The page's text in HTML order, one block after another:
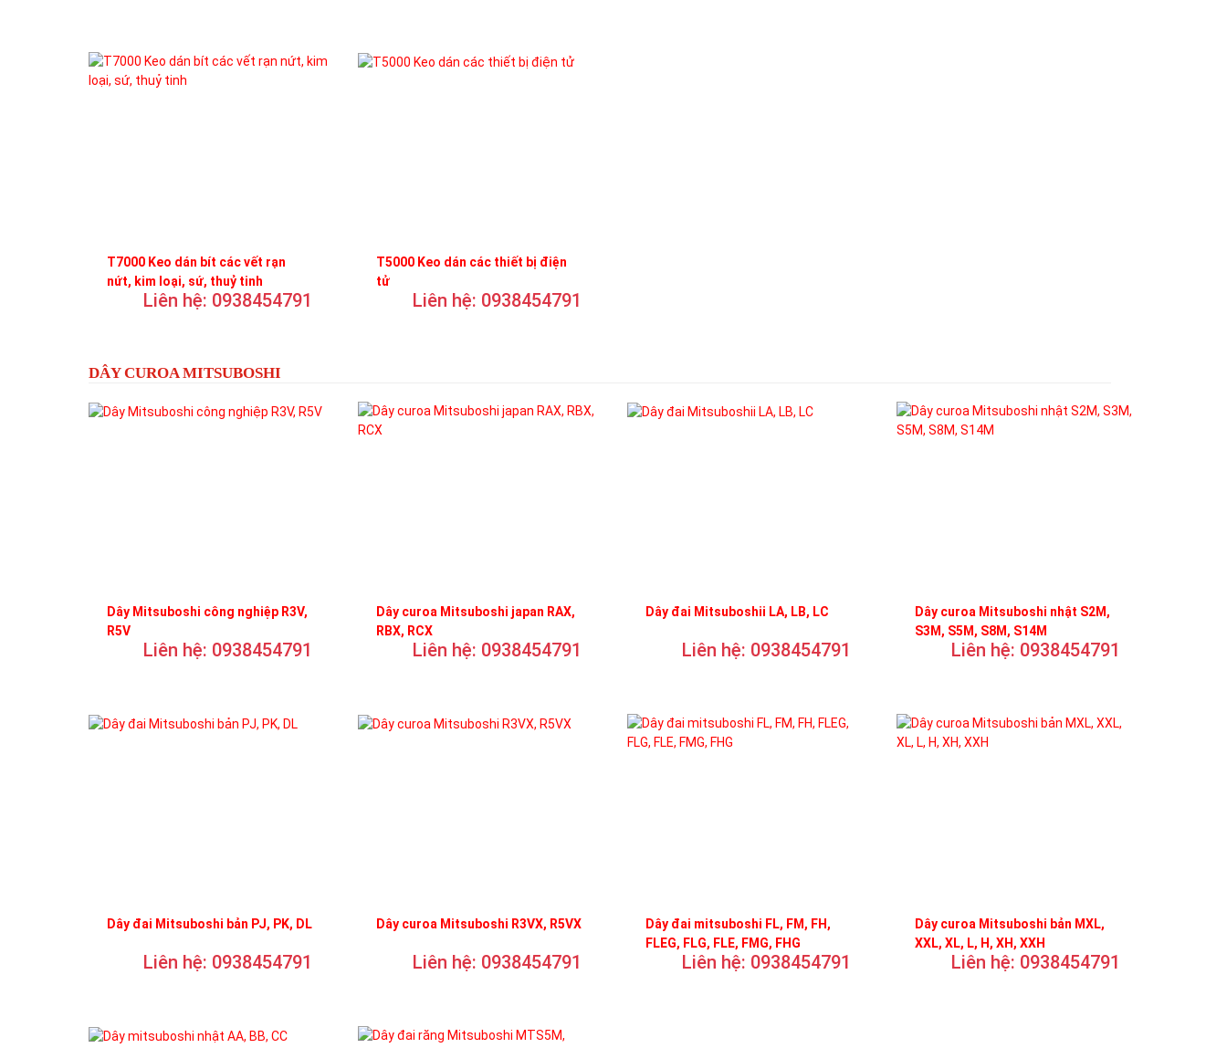
T7000 Keo dán bít các vết rạn
nứt, kim loại, sứ, thuỷ tinh
Liên hệ: 0938454791
T5000 Keo dán các thiết bị điện
tử
Liên hệ: 0938454791
DÂY CUROA MITSUBOSHI
Dây Mitsuboshi công nghiệp R3V,
R5V
Liên hệ: 0938454791
Dây curoa Mitsuboshi japan RAX,
RBX, RCX
Liên hệ: 0938454791
Dây đai Mitsuboshii LA, LB, LC
Liên hệ: 0938454791
Dây curoa Mitsuboshi nhật S2M,
S3M, S5M, S8M, S14M
Liên hệ: 0938454791
Dây đai Mitsuboshi bản PJ, PK, DL
Liên hệ: 0938454791
Dây curoa Mitsuboshi R3VX, R5VX
Liên hệ: 0938454791
Dây đai mitsuboshi FL, FM, FH,
FLEG, FLG, FLE, FMG, FHG
Liên hệ: 0938454791
Dây curoa Mitsuboshi bản MXL,
XXL, XL, L, H, XH, XXH
Liên hệ: 0938454791